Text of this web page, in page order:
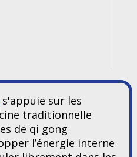
s'appuie sur les
traditionnelle
de qi gong
l’énergie interne